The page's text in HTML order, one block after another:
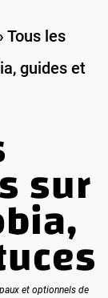
Tous les
guides et
sur
et optionnels de